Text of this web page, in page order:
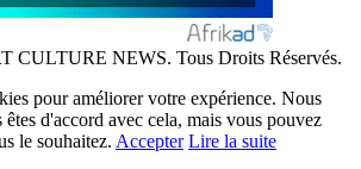
CULTURE NEWS. Tous Droits Réservés.
pour améliorer votre expérience. Nous
êtes d'accord avec cela, mais vous pouvez
le souhaitez. Accepter Lire la suite